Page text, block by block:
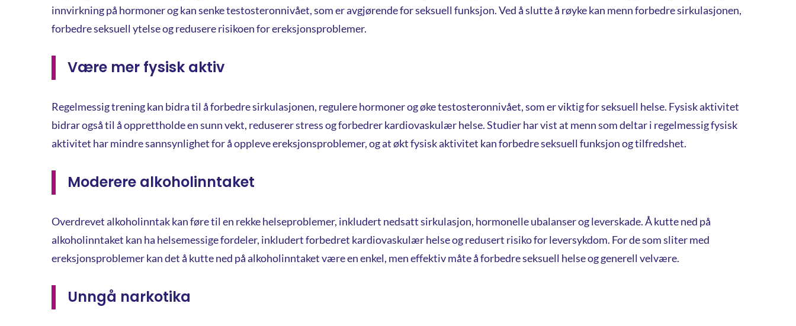
innvirkning på hormoner og kan senke testosteronnivået, som er avgjørende for seksuell funksjon. Ved å slutte å røyke kan menn forbedre sirkulasjonen,
forbedre seksuell ytelse og redusere risikoen for ereksjonsproblemer.
Være mer fysisk aktiv
Regelmessig trening kan bidra til å forbedre sirkulasjonen, regulere hormoner og øke testosteronnivået, som er viktig for seksuell helse. Fysisk aktivitet
bidrar også til å opprettholde en sunn vekt, reduserer stress og forbedrer kardiovaskulær helse. Studier har vist at menn som deltar i regelmessig fysisk
aktivitet har mindre sannsynlighet for å oppleve ereksjonsproblemer, og at økt fysisk aktivitet kan forbedre seksuell funksjon og tilfredshet.
Moderere alkoholinntaket
Overdrevet alkoholinntak kan føre til en rekke helseproblemer, inkludert nedsatt sirkulasjon, hormonelle ubalanser og leverskade. Å kutte ned på
alkoholinntaket kan ha helsemessige fordeler, inkludert forbedret kardiovaskulær helse og redusert risiko for leversykdom. For de som sliter med
ereksjonsproblemer kan det å kutte ned på alkoholinntaket være en enkel, men effektiv måte å forbedre seksuell helse og generell velvære.
Unngå narkotika